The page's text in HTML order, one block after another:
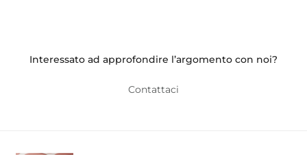
Interessato ad approfondire l’argomento con noi?
Contattaci